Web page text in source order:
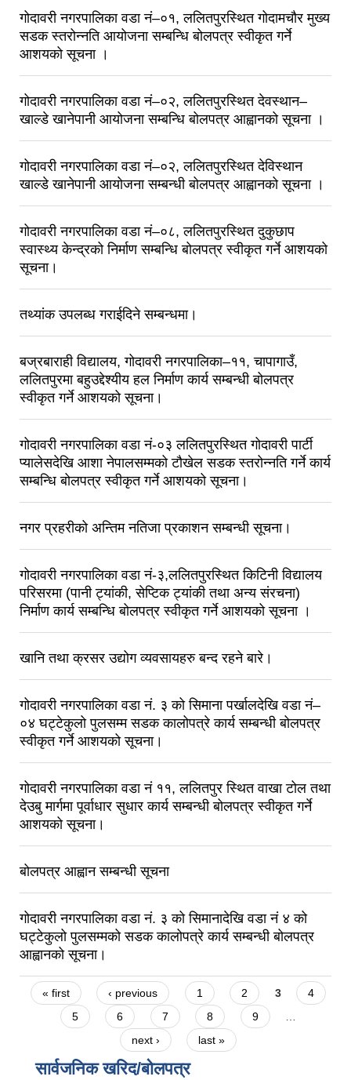
गोदावरी नगरपालिका वडा नं–०१, ललितपुरस्थित गोदामचौर मुख्य
सडक स्तरोन्नति आयोजना सम्बन्धि बोलपत्र स्वीकृत गर्ने
आशयको सूचना ।
गोदावरी नगरपालिका वडा नं–०२, ललितपुरस्थित देवस्थान–
खाल्डे खानेपानी आयोजना सम्बन्धि बोलपत्र आह्वानको सूचना ।
गोदावरी नगरपालिका वडा नं–०२, ललितपुरस्थित देविस्थान
खाल्डे खानेपानी आयोजना सम्बन्धी बोलपत्र आह्वानको सूचना ।
गोदावरी नगरपालिका वडा नं–०८, ललितपुरस्थित दुकुछाप
स्वास्थ्य केन्द्रको निर्माण सम्बन्धि बोलपत्र स्वीकृत गर्ने आशयको
सूचना।
तथ्यांक उपलब्ध गराईदिने सम्बन्धमा।
बज्रबाराही विद्यालय, गोदावरी नगरपालिका–११, चापागाउँ,
ललितपुरमा बहुउद्देश्यीय हल निर्माण कार्य सम्बन्धी बोलपत्र
स्वीकृत गर्ने आशयको सूचना।
गोदावरी नगरपालिका वडा नं-०३ ललितपुरस्थित गोदावरी पार्टी
प्यालेसदेखि आशा नेपालसम्मको टौखेल सडक स्तरोन्नति गर्ने कार्य
सम्बन्धि बोलपत्र स्वीकृत गर्ने आशयको सूचना।
नगर प्रहरीको अन्तिम नतिजा प्रकाशन सम्बन्धी सूचना।
गोदावरी नगरपालिका वडा नं-३,ललितपुरस्थित किटिनी विद्यालय
परिसरमा (पानी ट्यांकी, सेप्टिक ट्यांकी तथा अन्य संरचना)
निर्माण कार्य सम्बन्धि बोलपत्र स्वीकृत गर्ने आशयको सूचना ।
खानि तथा क्रसर उद्योग व्यवसायहरु बन्द रहने बारे।
गोदावरी नगरपालिका वडा नं. ३ को सिमाना पर्खालदेखि वडा नं–
०४ घट्टेकुलो पुलसम्म सडक कालोपत्रे कार्य सम्बन्धी बोलपत्र
स्वीकृत गर्ने आशयको सूचना।
गोदावरी नगरपालिका वडा नं ११, ललितपुर स्थित वाखा टोल तथा
देउबु मार्गमा पूर्वाधार सुधार कार्य सम्बन्धी बोलपत्र स्वीकृत गर्ने
आशयको सूचना।
बोलपत्र आह्वान सम्बन्धी सूचना
गोदावरी नगरपालिका वडा नं. ३ को सिमानादेखि वडा नं ४ को
घट्टेकुलो पुलसम्मको सडक कालोपत्रे कार्य सम्बन्धी बोलपत्र
आह्वानको सूचना।
Pages
« first ‹ previous 1 2 3
4
5
6 7 8 9
next ›
last »
सार्वजनिक खरिद/बोलपत्र